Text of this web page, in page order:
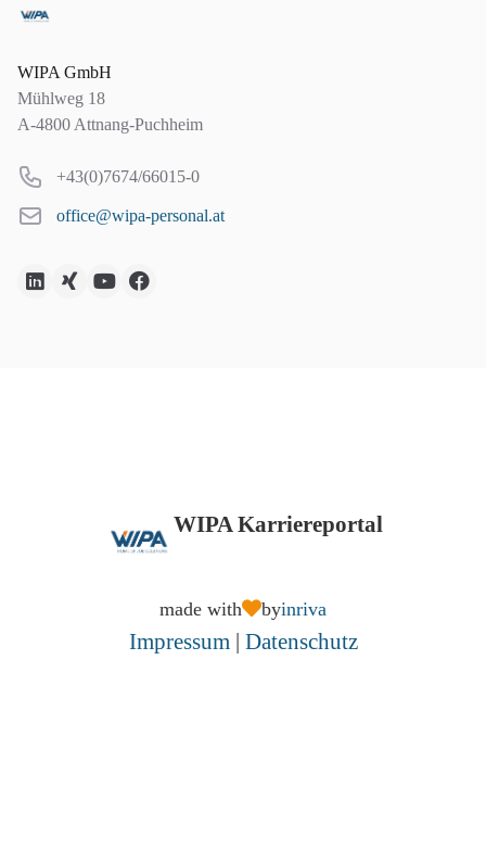
Contact Address
WIPA GmbH
Mühlweg 18
A-4800 Attnang-Puchheim
Phone+43(0)7674/66015-0
E-Mailoffice@wipa-personal.at
WIPA Karriereportal
made with byinriva
Impressum | Datenschutz